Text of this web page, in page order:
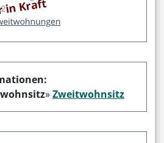
»Zweitwohnsitz